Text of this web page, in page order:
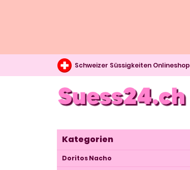
Schweizer Süssigkeiten Onlineshop
Kategorien
Doritos Nacho